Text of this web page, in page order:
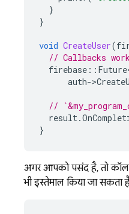
}
}
void CreateUser(
// Callbacks
firebase ::
auth->
//
result.
}
अगर आपको पसंद है, तो
भी इस्तेमाल किया जा सकता